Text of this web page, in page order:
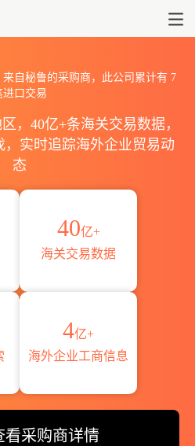
来自秘鲁的采购商，此公司累计有 7
进口交易
，40亿+条海关交易数据，
实时追踪海外企业贸易动
态
40亿+
海关交易数据
4亿+
海外企业工商信息
看采购商详情